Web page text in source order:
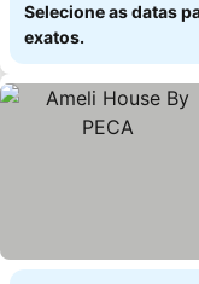
Selecione as datas
exatos.